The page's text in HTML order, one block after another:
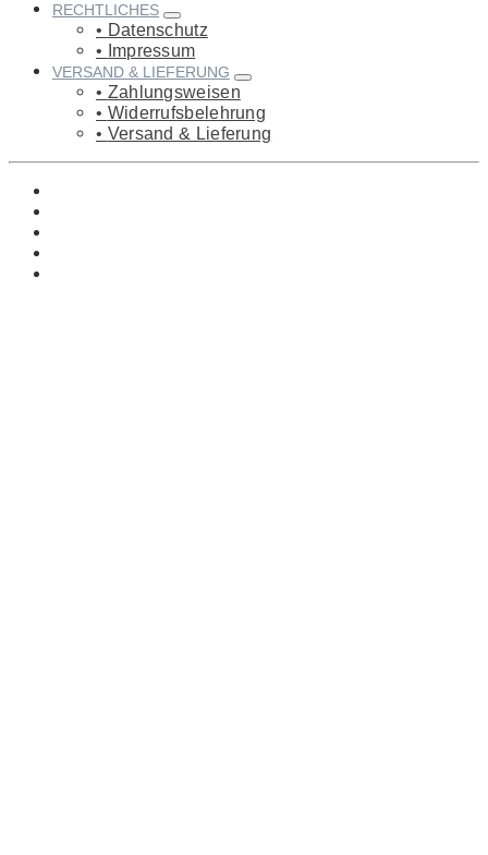
RECHTLICHES
Datenschutz
Impressum
VERSAND & LIEFERUNG
Zahlungsweisen
Widerrufsbelehrung
Versand & Lieferung